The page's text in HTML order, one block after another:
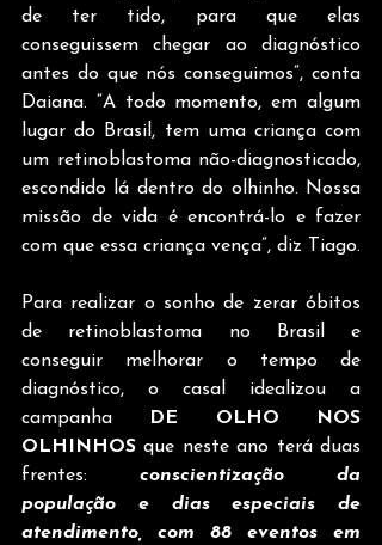
de ter tido, para que elas
conseguissem chegar ao diagnóstico
antes do que nós conseguimos”, conta
Daiana. “A todo momento, em algum
lugar do Brasil, tem uma criança com
um retinoblastoma não-diagnosticado,
escondido lá dentro do olhinho. Nossa
missão de vida é encontrá-lo e fazer
com que essa criança vença”, diz Tiago.
Para realizar o sonho de zerar óbitos
de retinoblastoma no Brasil e
conseguir melhorar o tempo de
diagnóstico, o casal idealizou a
campanha
DE OLHO NOS
OLHINHOS que neste ano terá duas
frentes: conscientização da
população e dias especiais de
atendimento, com 88 eventos em